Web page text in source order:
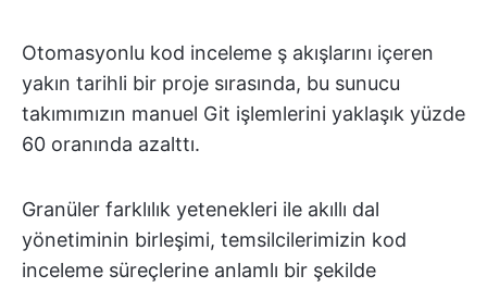
Otomasyonlu kod inceleme ş akışlarını içeren
yakın tarihli bir proje sırasında, bu sunucu
takımımızın manuel Git işlemlerini yaklaşık yüzde
60 oranında azalttı.
Granüler farklılık yetenekleri ile akıllı dal
yönetiminin birleşimi, temsilcilerimizin kod
inceleme süreçlerine anlamlı bir şekilde